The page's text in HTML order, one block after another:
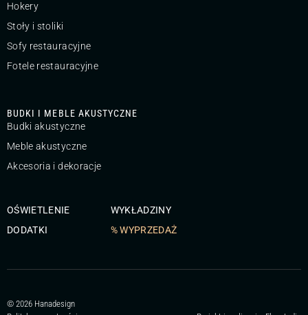
Hokery
Stoły i stoliki
Sofy restauracyjne
Fotele restauracyjne
BUDKI I MEBLE AKUSTYCZNE
Budki akustyczne
Meble akustyczne
Akcesoria i dekoracje
OŚWIETLENIE
DODATKI
WYKŁADZINY
% WYPRZEDAŻ
© 2026 Hanadesign